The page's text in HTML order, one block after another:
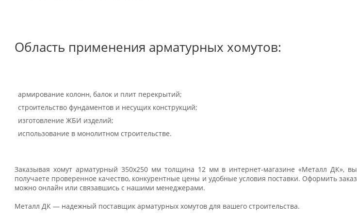
Область применения арматурных хомутов:
армирование колонн, балок и плит перекрытий;
строительство фундаментов и несущих конструкций;
изготовление ЖБИ изделий;
использование в монолитном строительстве.
Заказывая хомут арматурный 350х250 мм толщина 12 мм в интернет-магазине «Металл ДК», вы
получаете проверенное качество, конкурентные цены и удобные условия поставки. Оформить заказ
можно онлайн или связавшись с нашими менеджерами.
Металл ДК — надежный поставщик арматурных хомутов для вашего строительства.